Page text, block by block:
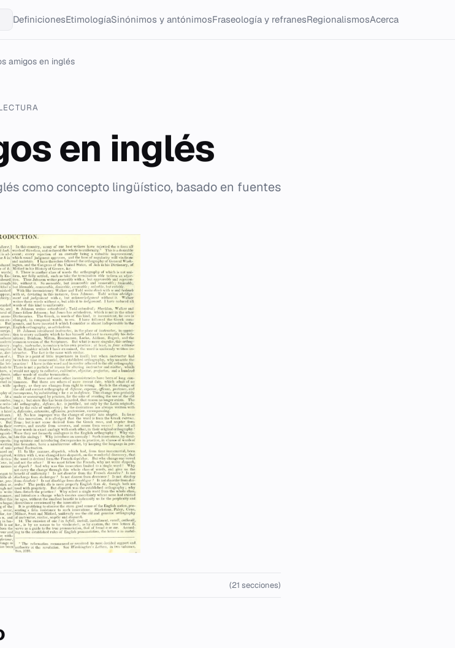
DefinicionesEtimologíaSinónimos y antónimosFraseología y refranesRegionalismosAcerca
amigos en inglés
en inglés
como concepto lingüístico, basado en fuentes
(21 secciones)